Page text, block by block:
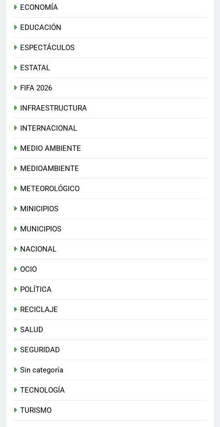
ECONOMÍA
EDUCACIÓN
ESPECTÁCULOS
ESTATAL
FIFA 2026
INFRAESTRUCTURA
INTERNACIONAL
MEDIO AMBIENTE
MEDIOAMBIENTE
METEOROLÓGICO
MINICIPIOS
MUNICIPIOS
NACIONAL
OCIO
POLÍTICA
RECICLAJE
SALUD
SEGURIDAD
Sin categoría
TECNOLOGÍA
TURISMO